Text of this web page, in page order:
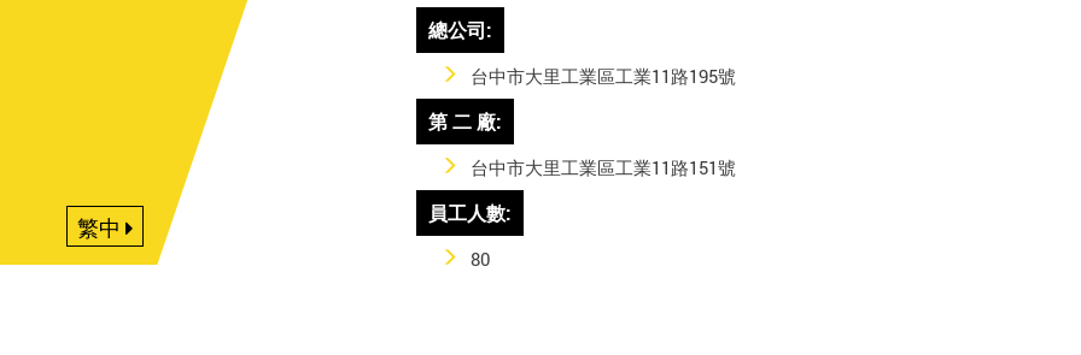
繁中
總公司:
台中市大里工業區工業11路195號
第 二 廠:
台中市大里工業區工業11路151號
員工人數:
80